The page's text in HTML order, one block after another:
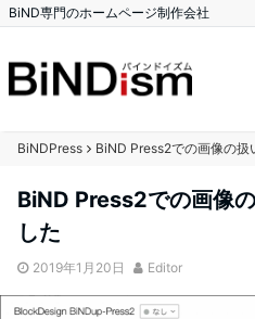
BiND専門のホームページ制作会社
BiNDPress BiND Press2での画像の扱
BiND Press2での画像
した
2019年1月20日 Editor